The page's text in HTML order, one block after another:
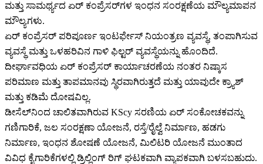
ಮತ್ತು ಸಾಮರ್ಥ್ಯದ ಏರ್ ಕಂಪ್ರೆಸರ್‌ಗಳ ಇಂಧನ ಸಂರಕ್ಷಣೆಯ ಮೌಲ್ಯಮಾಪನ
ಮೌಲ್ಯಗಳು.
ಏರ್ ಕಂಪ್ರೆಸರ್ ಪರಿಪೂರ್ಣ ಇಂಟರ್ಫೇಸ್ ನಿಯಂತ್ರಣ ವ್ಯವಸ್ಥೆ, ತಂಪಾಗಿಸುವ
ವ್ಯವಸ್ಥೆ ಮತ್ತು ಒಳಹರಿವಿನ ಗಾಳಿ ಫಿಲ್ಟರ್ ವ್ಯವಸ್ಥೆಯನ್ನು ಹೊಂದಿದೆ.
ದೀರ್ಘಾವಧಿಯ ಏರ್ ಕಂಪ್ರೆಸರ್ ಕಾರ್ಯಾಚರಣೆಯ ನಂತರ ನಿಷ್ಕಾಸ
ಪರಿಮಾಣ ಮತ್ತು ತಾಪಮಾನವು ಸ್ಥಿರವಾಗಿರುತ್ತದೆ ಮತ್ತು ಯಾವುದೇ ಕ್ರ್ಯಾಶ್
ಮತ್ತು ಕಡಿಮೆ ದೋಷವಿಲ್ಲ.
ಡೀಸೆಲ್‌ನಿಂದ ಚಾಲಿತವಾಗಿರುವ KScy ಸರಣಿಯ ಏರ್ ಸಂಕೋಚಕವನ್ನು
ಗಣಿಗಾರಿಕೆ, ಜಲ ಸಂರಕ್ಷಣಾ ಯೋಜನೆ, ರಸ್ತೆ/ರೈಲ್ವೆ ನಿರ್ಮಾಣ, ಹಡಗು
ನಿರ್ಮಾಣ, ಇಂಧನ ಶೋಷಣೆ ಯೋಜನೆ, ಮಿಲಿಟರಿ ಯೋಜನೆ ಮುಂತಾದ
ವಿವಿಧ ಕೈಗಾರಿಕೆಗಳಲ್ಲಿ ಡ್ರಿಲ್ಲಿಂಗ್ ರಿಗ್ ಘಟಕವಾಗಿ ವ್ಯಾಪಕವಾಗಿ ಬಳಸಬಹುದು.